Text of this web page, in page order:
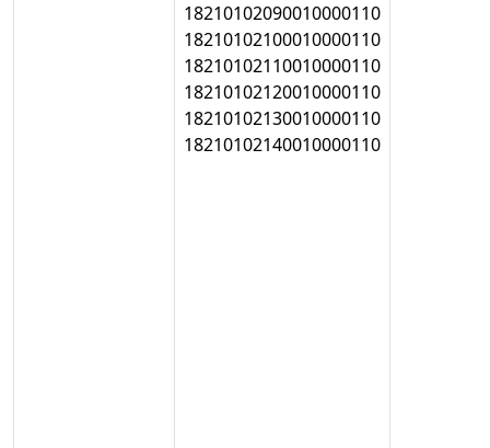
18210102090010000110
18210102100010000110
18210102110010000110
18210102120010000110
18210102130010000110
18210102140010000110